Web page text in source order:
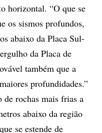
horizontal. “O que se
os sismos profundos,
abaixo da Placa Sul-
da Placa de
também que a
profundidades.”
rochas mais frias a
abaixo da região
se estende de